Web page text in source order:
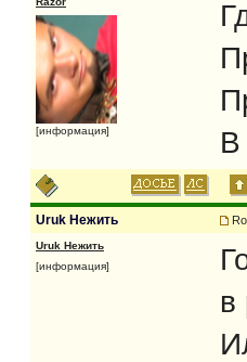
[информация]
В
Uruk Нежить
Uruk Нежить
[информация]
в